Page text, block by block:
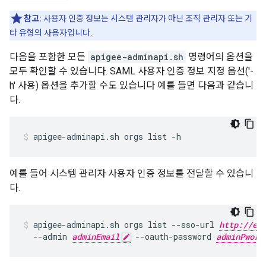
참고: 사용자 인증 정보는 시스템 관리자가 아닌 조직 관리자 또는 기
타 유형의 사용자입니다.
다음을 포함한 모든 apigee-adminapi.sh 명령어의 옵션을
모두 확인할 수 있습니다. SAML 사용자 인증 정보 지정 옵션('-
h' 사용) 옵션을 추가할 수도 있습니다 예를 들면 다음과 같습니
다.
apigee-adminapi.sh orgs list -h
예를 들어 시스템 관리자 사용자 인증 정보를 전달할 수 있습니
다.
apigee-adminapi.sh orgs list --sso-url http://
  --admin
adminEmail --oauth-password adminPword